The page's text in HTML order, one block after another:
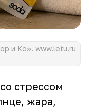
и Ко». www.letu.ru
стрессом
жара,